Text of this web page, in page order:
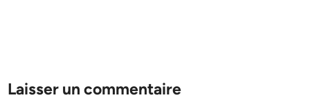
Laisser un commentaire